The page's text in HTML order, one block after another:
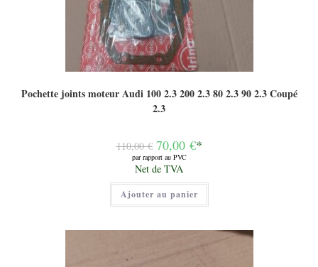
Pochette joints moteur Audi 100 2.3 200 2.3 80 2.3 90 2.3 Coupé
2.3
110,00€ Le
prix
initial
était :
110,00 €.
70,00 €*
par rapport au PVC
Le
prix
actuel
est :
70,00 €.
Net de TVA
Ajouter au panier